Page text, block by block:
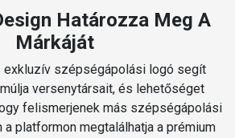
Határozza Meg A
Márkáját
exkluzív szépségápolási logó segít
versenytársait, és lehetőséget
felismerjenek más szépségápolási
a platformon megtalálhatja a prémium